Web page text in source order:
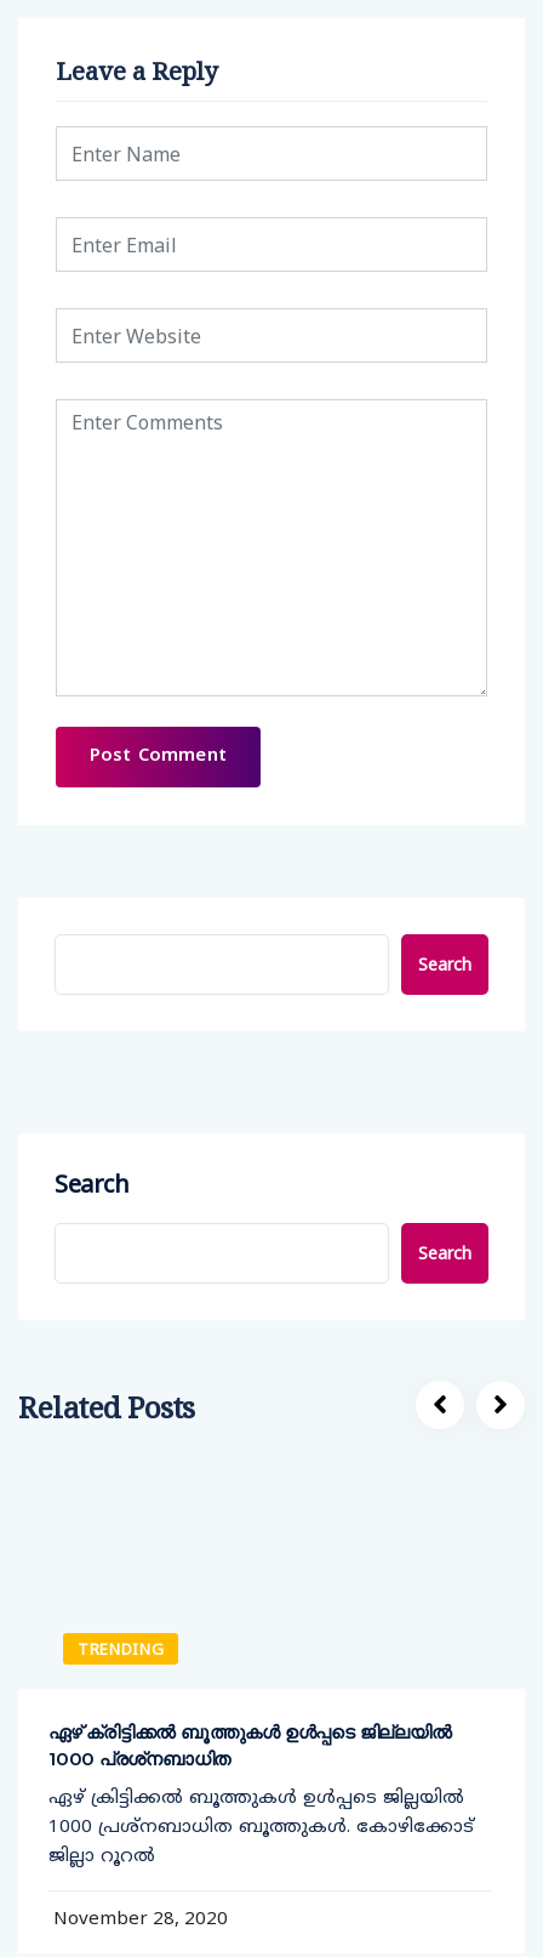
Leave a Reply
Search
Search
Search
Related Posts
TRENDING
ഏഴ് ക്രിട്ടിക്കല്‍ ബൂത്തുകള്‍ ഉള്‍പ്പടെ ജില്ലയില്‍
1000 പ്രശ്‌നബാധിത
ഏഴ് ക്രിട്ടിക്കല്‍ ബൂത്തുകള്‍ ഉള്‍പ്പടെ ജില്ലയില്‍
1000 പ്രശ്‌നബാധിത ബൂത്തുകള്‍. കോഴിക്കോട്
ജില്ലാ റൂറല്‍
November 28, 2020